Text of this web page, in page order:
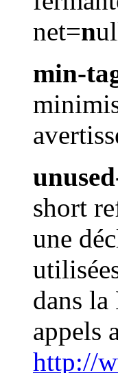
net=n
min-
short
une
dans
appels
http://